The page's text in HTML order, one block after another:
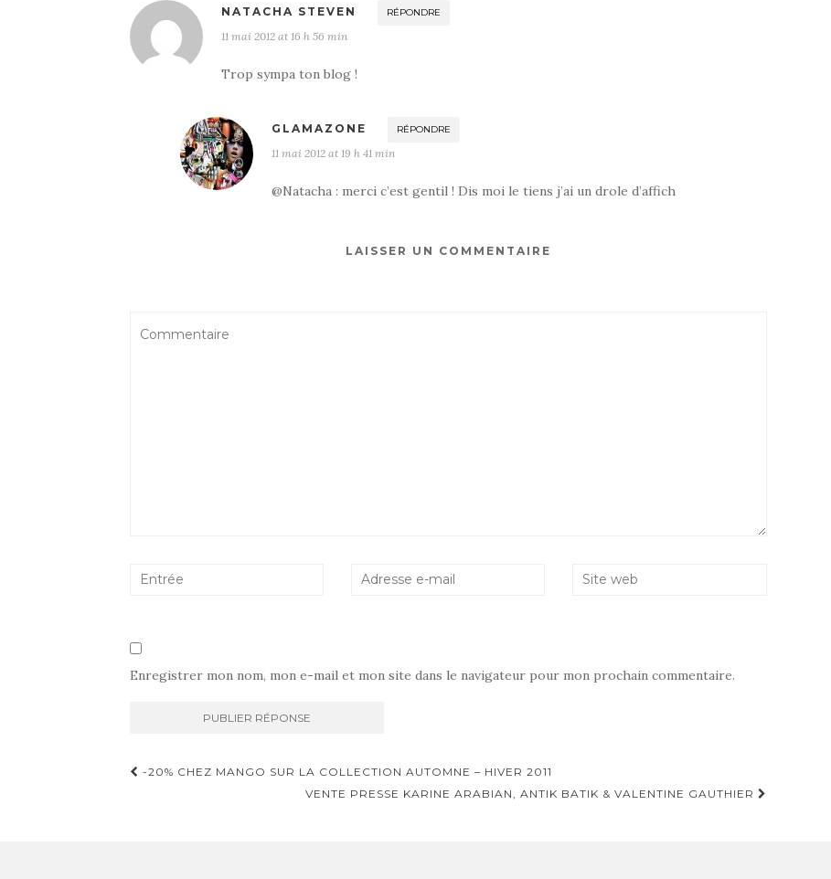
NATACHA STEVEN RÉPONDRE
11 mai 2012 at 16 h 56 min
Trop sympa ton blog !
GLAMAZONE RÉPONDRE
11 mai 2012 at 19 h 41 min
@Natacha : merci c’est gentil ! Dis moi le tiens j’ai un drole d’affich
LAISSER UN COMMENTAIRE
Enregistrer mon nom, mon e-mail et mon site dans le navigateur pour mon prochain commentaire.
Navigation
-20% CHEZ MANGO SUR LA COLLECTION AUTOMNE – HIVER 2011
VENTE PRESSE KARINE ARABIAN, ANTIK BATIK & VALENTINE GAUTHIER